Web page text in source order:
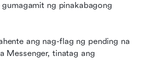
ng pinakabagong
ang nag-flag ng pending na
Messenger, tinatag ang